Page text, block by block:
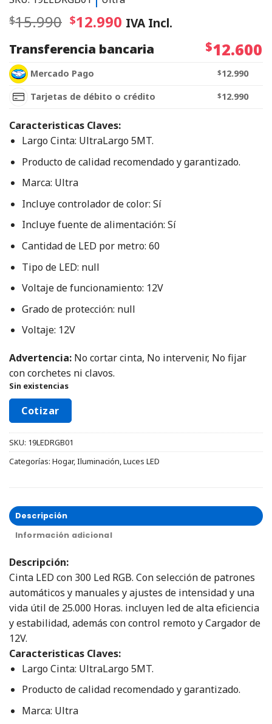
$15.990 $12.990 IVA Incl.
Transferencia bancaria
$12.600
Mercado Pago $12.990
Tarjetas de débito o crédito
$12.990
Caracteristicas Claves:
Largo Cinta: UltraLargo 5MT.
Producto de calidad recomendado y garantizado.
Marca: Ultra
Incluye controlador de color: Sí
Incluye fuente de alimentación: Sí
Cantidad de LED por metro: 60
Tipo de LED: null
Voltaje de funcionamiento: 12V
Grado de protección: null
Voltaje: 12V
Advertencia: No cortar cinta, No intervenir, No fijar
con corchetes ni clavos.
Sin existencias
Cotizar
SKU: 19LEDRGB01
Categorías: Hogar,Iluminación,Luces LED
Descripción
Información adicional
Descripción:
Cinta LED con 300 Led RGB. Con selección de patrones
automáticos y manuales y ajustes de intensidad y una
vida útil de 25.000 Horas. incluyen led de alta eficiencia
y estabilidad, además con control remoto y Cargador de
12V.
Caracteristicas Claves:
Largo Cinta: UltraLargo 5MT.
Producto de calidad recomendado y garantizado.
Marca: Ultra